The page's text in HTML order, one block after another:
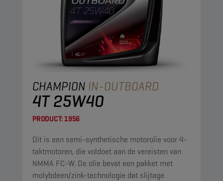
CHAMPION IN-OUTBOARD
4T 25W40
PRODUCT:1956
Dit is een semi-synthetische motorolie voor 4-
taktmotoren, die voldoet aan de vereisten van
NMMA FC-W. De olie bevat een pakket met
molybdeen/zink-technologie dat slijtage